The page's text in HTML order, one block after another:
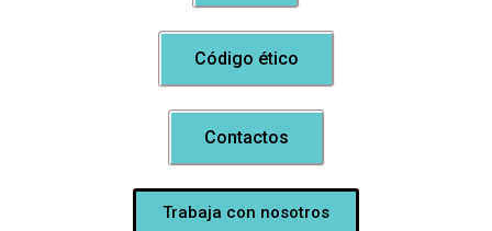
Código ético
Contactos
Trabaja con nosotros